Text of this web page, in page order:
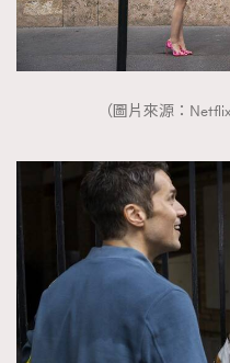
（圖片來源：